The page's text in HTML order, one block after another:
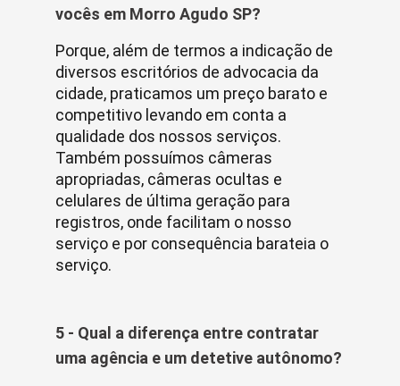
vocês em Morro Agudo SP?
Porque, além de termos a indicação de
diversos escritórios de advocacia da
cidade, praticamos um preço barato e
competitivo levando em conta a
qualidade dos nossos serviços.
Também possuímos câmeras
apropriadas, câmeras ocultas e
celulares de última geração para
registros, onde facilitam o nosso
serviço e por consequência barateia o
serviço.
5 - Qual a diferença entre contratar
uma agência e um detetive autônomo?